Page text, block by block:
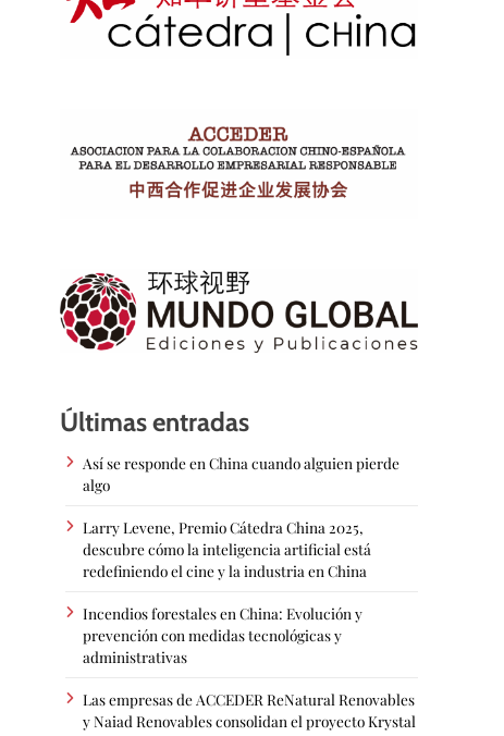
Últimas entradas
Así se responde en China cuando alguien pierde
algo
Larry Levene, Premio Cátedra China 2025,
descubre cómo la inteligencia artificial está
redefiniendo el cine y la industria en China
Incendios forestales en China: Evolución y
prevención con medidas tecnológicas y
administrativas
Las empresas de ACCEDER ReNatural Renovables
y Naiad Renovables consolidan el proyecto Krystal